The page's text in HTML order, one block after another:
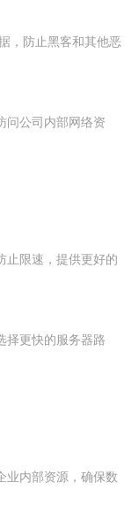
，防止黑客和其他恶
问公司内部网络资
止限速，提供更好的
择更快的服务器路
业内部资源，确保数